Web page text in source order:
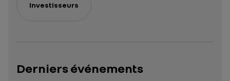
Investisseurs
Derniers événements